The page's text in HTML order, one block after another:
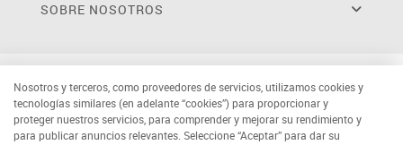
SOBRE NOSOTROS
Nosotros y terceros, como proveedores de servicios, utilizamos cookies y
tecnologías similares (en adelante “cookies”) para proporcionar y
proteger nuestros servicios, para comprender y mejorar su rendimiento y
para publicar anuncios relevantes. Seleccione “Aceptar” para dar su